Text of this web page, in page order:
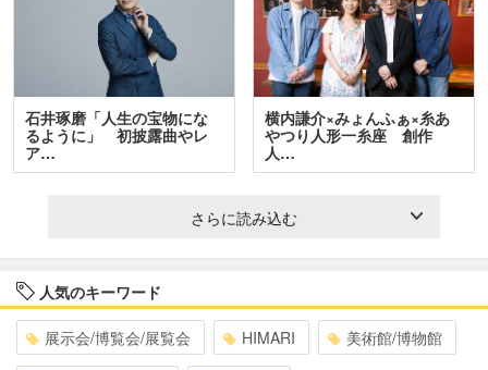
石井琢磨「人生の宝物にな
るように」 初披露曲やレ
ア…
横内謙介×みょんふぁ×糸あ
やつり人形一糸座 創作
人…
さらに読み込む
人気のキーワード
展示会/博覧会/展覧会 HIMARI 美術館/博物館